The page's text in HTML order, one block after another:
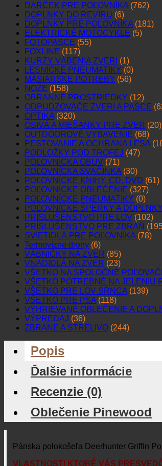
DARČEK PRE POĽOVNÍKA (762)
DOPLNKY DO REVÍRU (6)
DOPLNKY PRE POĽOVNÍKA (181)
ELEKTRICKÉ MOTOCYKLE (5)
FOTOPASCE (55)
FOXLINE (117)
KURZY VÁBENIA ZVERI (1)
LESNÍCKE PNEUMATIKY (0)
MÄSIARSKE POTREBY (56)
NOŽE (158)
OBRANNÉ PROSTRIEDKY (12)
ODPUDZOVAČE ZVERI A PASCE
OPTIKA (320)
OSIVÁ A MIEŠANKY PRE ZVER (20)
OUTDOOROVÉ VYBAVENIE (68)
PESTOVANIE A OCHRANA LESA
PODLOŽKY POD TROFEJ (47)
POĽOVNÍCKA OBUV (71)
POĽOVNÍCKA SVAČINKA (30)
POĽOVNÍCKE KNIHY, CD, DVD (61)
POĽOVNÍCKE OBLEČENIE (327)
POĽOVNÍCKE PNEUMATIKY (0)
POĽOVNÍCKE ŠPERKY A DOPLNKY
PRÍSLUŠENSTVO PRE LOV (102)
PRÍSLUŠENSTVO PRE ZBRAŇ
SVIETIDLÁ PRE POĽOVNÍKA (78)
Termovízne drony (6)
VÁBNIČKY NA ZVER (85)
VNADIDLÁ NA ZVER (23)
VŠETKO NA SPOLOČNÉ
VŠETKO POTREBNÉ NA JELENIU
VŠETKO PRE LOV SRNCA (139)
VŠETKO PRE PSA (118)
VYHRIEVANÉ OBLEČENIE A
VÝPREDAJ (36)
ZBRANE A STRELIVO (244)
Popis
Ďalšie informácie
Recenzie (0)
Oblečenie Pinewood
Pánska polokošeľa Deerhunter Griffin
VLASTNOSTI KTORÉ VÁS